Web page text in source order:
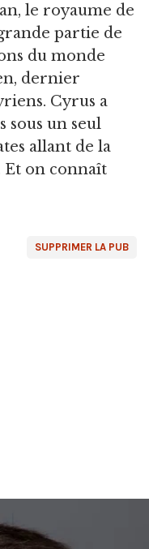
le royaume de
partie de
du monde
dernier
Cyrus a
un seul
allant de la
Et on connaît
SUPPRIMER LA PUB